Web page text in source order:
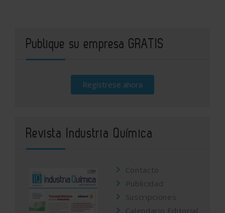
Publique su empresa GRATIS
Regístrese ahora
Revista Industria Química
Contacto
Publicidad
Suscripciones
Calendario Editorial